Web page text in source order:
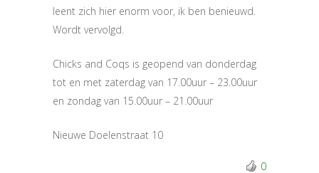
leent zich hier enorm voor, ik ben benieuwd.
Wordt vervolgd.
Chicks and Coqs is geopend van donderdag
tot en met zaterdag van 17.00uur – 23.00uur
en zondag van 15.00uur – 21.00uur
Nieuwe Doelenstraat 10
0